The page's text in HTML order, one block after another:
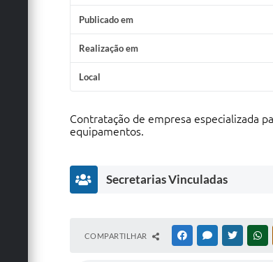
Publicado em
Realização em
Local
Contratação de empresa especializada
equipamentos.
Secretarias Vinculadas
e
COMPARTILHAR FACEBOOKMESSENGER
TWITTER